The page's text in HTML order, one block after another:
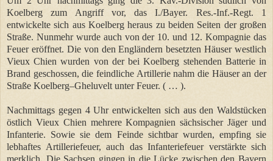
Koelberg zum Angriff vor, das I./Bayer. Res.-Inf.-Regt. 1
entwickelte sich aus Koelberg heraus zu beiden Seiten der großen
Straße. Nunmehr wurde auch von der 10. und 12. Kompagnie das
Feuer eröffnet. Die von den Engländern besetzten Häuser westlich
Vieux Chien wurden von der bei Koelberg stehenden Batterie in
Brand geschossen, die feindliche Artillerie nahm die Häuser an der
Straße Koelberg–Gheluvelt unter Feuer. ( … ).
Nachmittags gegen 4 Uhr entwickelten sich aus den Waldstücken
östlich Vieux Chien mehrere Kompagnien sächsischer Jäger und
Infanterie. Sowie sie dem Feinde sichtbar wurden, empfing sie
lebhaftes Artilleriefeuer, auch das Infanteriefeuer verstärkte sich
merklich. Die Sachsen gingen in die Lücke zwischen den Bayern